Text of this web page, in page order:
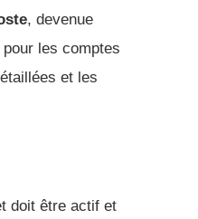
, devenue
les comptes
et les
doit être actif et